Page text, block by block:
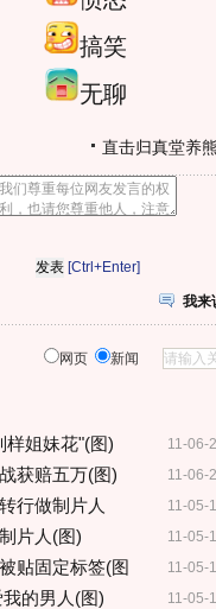
搞笑
无聊
直击归真堂养
[Ctrl+Enter]
我来
网页 新闻
11-06-
样姐妹花"(图)
11-06-
获赔五万(图)
11-05-
行做制片人
11-05-
片人(图)
11-05-
贴固定标签(图
11-05-
我的男人(图)